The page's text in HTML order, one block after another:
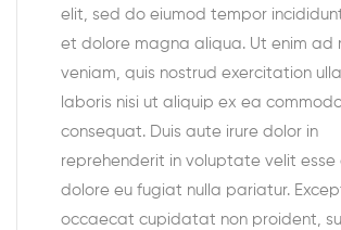
elit, sed do eiumod tempor
et dolore magna aliqua. Ut enim ad
veniam, quis nostrud exercitation
laboris nisi ut aliquip ex ea
consequat. Duis aute irure dolor in
reprehenderit in voluptate velit esse
dolore eu fugiat nulla pariatur.
occaecat cupidatat non proident,